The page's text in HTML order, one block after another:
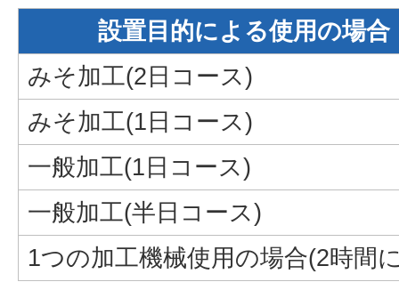
設置目的による使用の場合
みそ加工(2日コース)
みそ加工(1日コース)
一般加工(1日コース)
一般加工(半日コース)
1つの加工機械使用の場合(2時間